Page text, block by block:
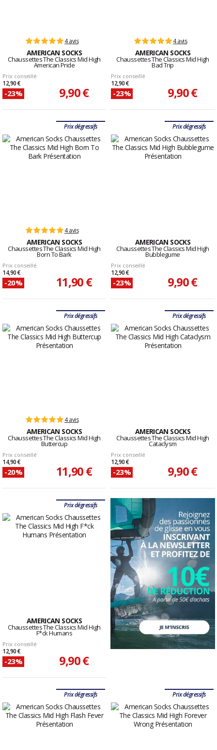
4 avis
AMERICAN SOCKS
Chaussettes The Classics Mid High
American Pride
Prix conseillé
12,90 €
-23% 9,90 €
4 avis
AMERICAN SOCKS
Chaussettes The Classics Mid High
Bad Trip
Prix conseillé
12,90 €
-23% 9,90 €
Prix dégressifs
4 avis
AMERICAN SOCKS
Chaussettes The Classics Mid High
Born To Bark
Prix conseillé
14,90 €
-20% 11,90 €
Prix dégressifs
AMERICAN SOCKS
Chaussettes The Classics Mid High
Bubblegume
Prix conseillé
12,90 €
-23% 9,90 €
Prix dégressifs
4 avis
AMERICAN SOCKS
Chaussettes The Classics Mid High
Buttercup
Prix conseillé
14,90 €
-20% 11,90 €
Prix dégressifs
AMERICAN SOCKS
Chaussettes The Classics Mid High
Cataclysm
Prix conseillé
12,90 €
-23% 9,90 €
Prix dégressifs
AMERICAN SOCKS
Chaussettes The Classics Mid High
F*ck Humans
Prix conseillé
12,90 €
-23% 9,90 €
Prix dégressifs Prix dégressifs